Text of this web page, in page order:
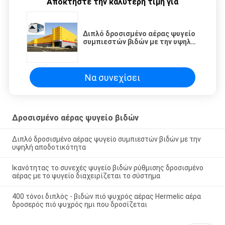
Αποκτήστε την καλύτερη τιμή για
Διπλό δροσισμένο αέρας ψυγείο
συμπιεστών βιδών με την υψηλή
Να συνεχίσει
Δροσισμένο αέρας ψυγείο βιδών
Διπλό δροσισμένο αέρας ψυγείο συμπιεστών βιδών με την
υψηλή αποδοτικότητα
Ικανότητας το συνεχές ψυγείο βιδών ρύθμισης δροσισμένο
αέρας με το ψυγείο διαχειρίζεται το σύστημα
400 τόνοι διπλός - βιδών πιό ψυχρός αέρας Hermelic αέρα
δροσερός πιό ψυχρός ημι που δροσίζεται